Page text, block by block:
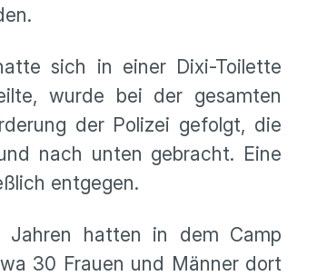
sich in einer Dixi-Toilette
wurde bei der gesamten
der Polizei gefolgt, die
nach unten gebracht. Eine
entgegen.
Jahren hatten in dem Camp
30 Frauen und Männer dort